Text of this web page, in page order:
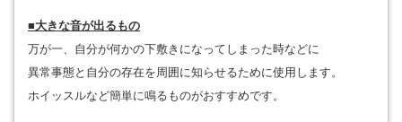
■大きな音が出るもの
万が一、自分が何かの下敷きになってしまった時などに
異常事態と自分の存在を周囲に知らせるために使用します。
ホイッスルなど簡単に鳴るものがおすすめです。